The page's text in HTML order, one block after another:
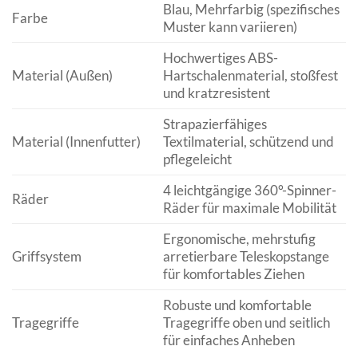
Farbe
Blau, Mehrfarbig (spezifisches
Muster kann variieren)
Material (Außen)
Hochwertiges ABS-
Hartschalenmaterial, stoßfest
und kratzresistent
Material (Innenfutter)
Strapazierfähiges
Textilmaterial, schützend und
pflegeleicht
Räder
4 leichtgängige 360°-Spinner-
Räder für maximale Mobilität
Griffsystem
Ergonomische, mehrstufig
arretierbare Teleskopstange
für komfortables Ziehen
Tragegriffe
Robuste und komfortable
Tragegriffe oben und seitlich
für einfaches Anheben